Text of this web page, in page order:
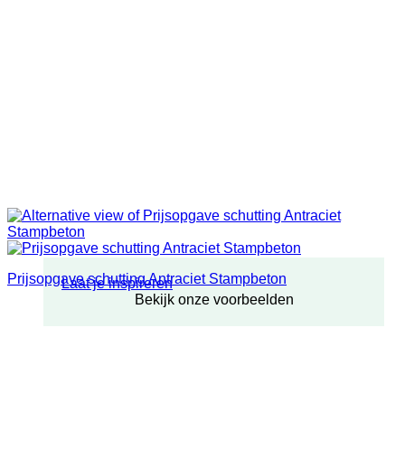
Laat je inspireren
Bekijk onze voorbeelden
Prijsopgave schutting Antraciet Stampbeton